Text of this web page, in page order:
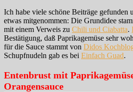
Ich habe viele schöne Beiträge gefunden
etwas mitgenommen: Die Grundidee
mit einem Verweis zu Chili und Ciabatta.
Bestätigung, daß Paprikagemüse sehr
für die Sauce stammt von Didos
Schupfnudeln gab es bei Einfach Guad.
Entenbrust mit
Orangensauce